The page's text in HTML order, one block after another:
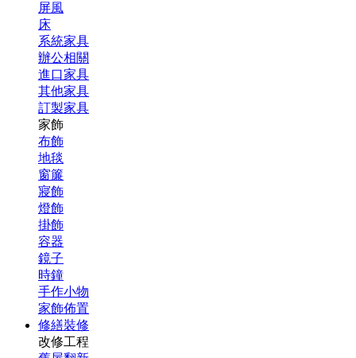
屏風
床
系統家具
辦公相關
進口家具
其他家具
訂製家具
家飾
布飾
地毯
窗簾
寢飾
燈飾
掛飾
容器
鏡子
時鐘
手作小物
家飾佈置
修繕裝修
改修工程